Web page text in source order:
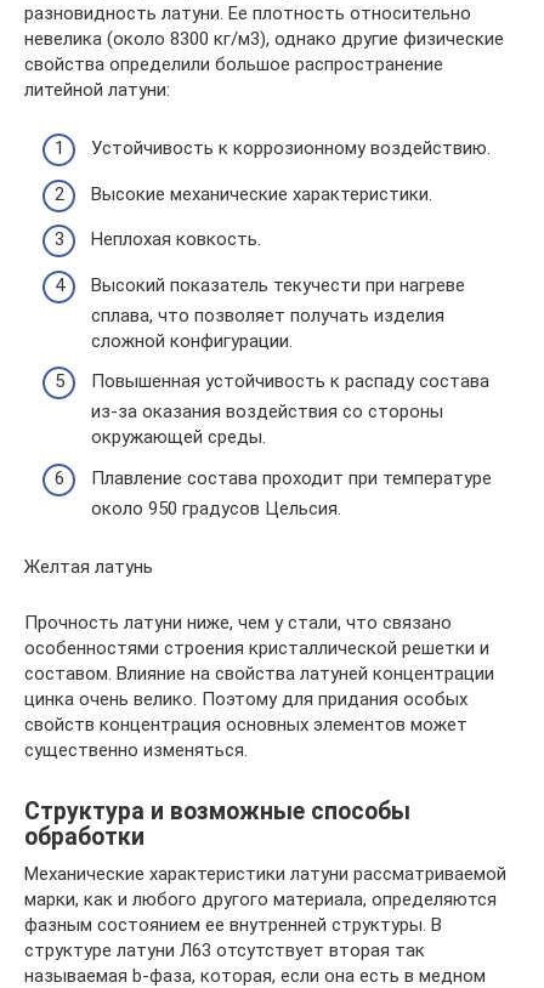
разновидность латуни. Ее плотность относительно
невелика (около 8300 кг/м3), однако другие физические
свойства определили большое распространение
литейной латуни:
Устойчивость к коррозионному воздействию.
Высокие механические характеристики.
Неплохая ковкость.
Высокий показатель текучести при нагреве
сплава, что позволяет получать изделия
сложной конфигурации.
Повышенная устойчивость к распаду состава
из-за оказания воздействия со стороны
окружающей среды.
Плавление состава проходит при температуре
около 950 градусов Цельсия.
Желтая латунь
Прочность латуни ниже, чем у стали, что связано
особенностями строения кристаллической решетки и
составом. Влияние на свойства латуней концентрации
цинка очень велико. Поэтому для придания особых
свойств концентрация основных элементов может
существенно изменяться.
Структура и возможные способы
обработки
Механические характеристики латуни рассматриваемой
марки, как и любого другого материала, определяются
фазным состоянием ее внутренней структуры. В
структуре латуни Л63 отсутствует вторая так
называемая b-фаза, которая, если она есть в медном